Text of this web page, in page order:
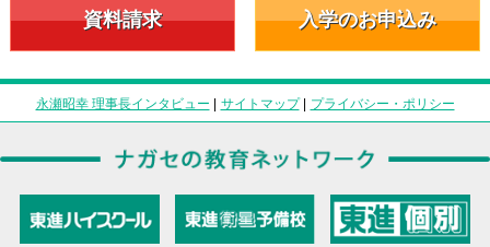
資料請求 入学のお申込み
永瀬昭幸 理事長インタビュー | サイトマップ| プライバシー・ポリシー